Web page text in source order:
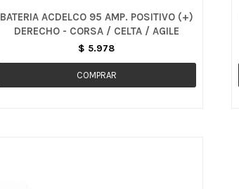
BATERIA ACDELCO 95 AMP. POSITIVO (+)
DERECHO - CORSA / CELTA / AGILE
$ 5.978